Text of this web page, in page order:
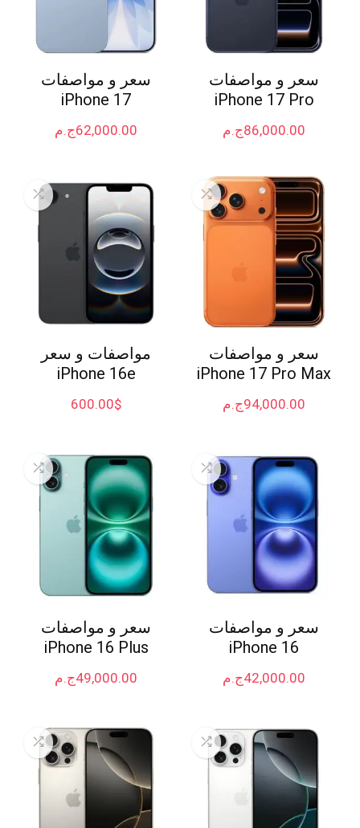
سعر و مواصفات
iPhone 17 Pro
ج.م86,000.00
سعر و مواصفات
iPhone 17
ج.م62,000.00
سعر و مواصفات
iPhone 17 Pro Max
ج.م94,000.00
مواصفات و سعر
iPhone 16e
$
600.00
سعر و مواصفات
iPhone 16
ج.م42,000.00
سعر و مواصفات
iPhone 16 Plus
ج.م49,000.00